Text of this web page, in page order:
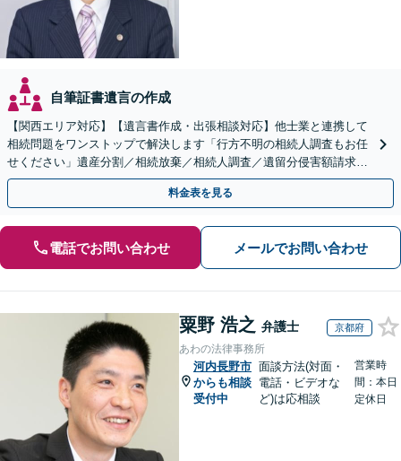
自筆証書遺言の作成
【関西エリア対応】【遺言書作成・出張相談対応】他士業と連携して
相続問題をワンストップで解決します「行方不明の相続人調査もお任
せください」遺産分割／相続放棄／相続人調査／遺留分侵害額請求／
登記など【休日・夜間面談可】【分割払い対応】
料金表を見る
電話でお問い合わせ メールでお問い合わせ
粟野 浩之 弁護士 京都府
あわの法律事務所
河内長野市
からも相談
受付中
面談方法(対面・
電話・ビデオな
ど)は応相談
営業時
間：本日
定休日